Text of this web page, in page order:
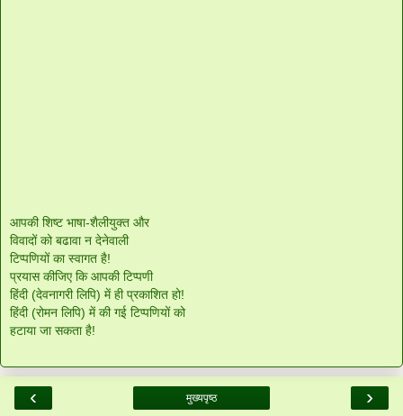
आपकी शिष्ट भाषा-शैलीयुक्त और
विवादों को बढावा न देनेवाली
टिप्पणियों का स्वागत है!
प्रयास कीजिए कि आपकी टिप्पणी
हिंदी (देवनागरी लिपि) में ही प्रकाशित हो!
हिंदी (रोमन लिपि) में की गई टिप्पणियों को
हटाया जा सकता है!
‹ ›
मुख्यपृष्ठ